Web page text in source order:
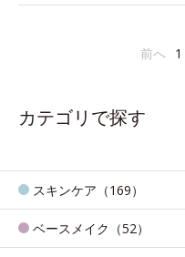
前へ 1
カテゴリで探す
スキンケア（169）
ベースメイク（52）